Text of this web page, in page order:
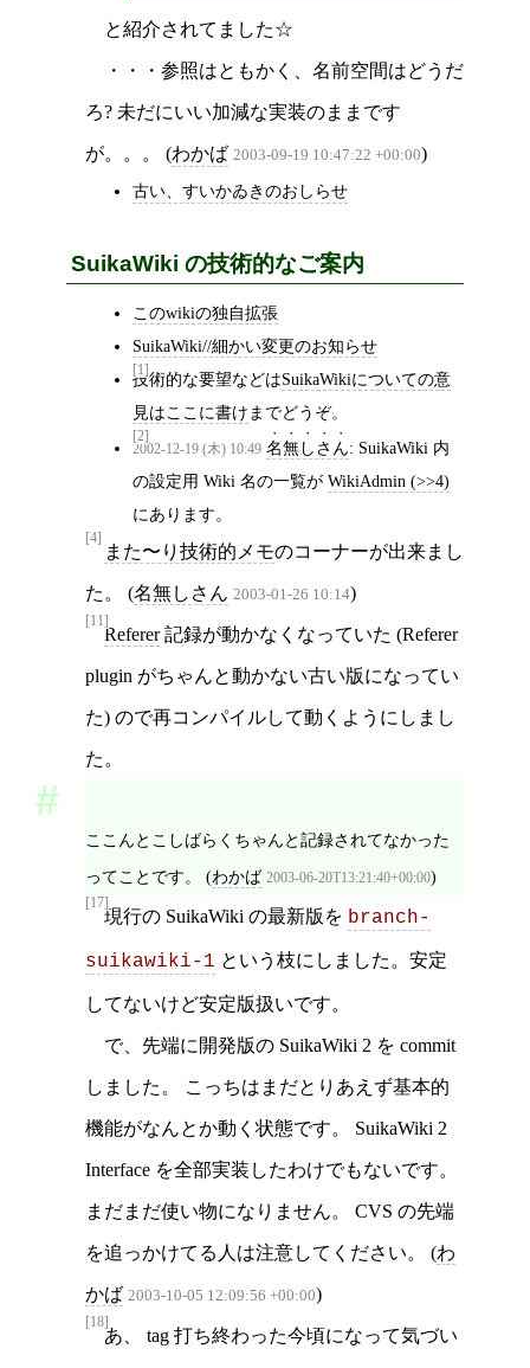
と紹介されてました☆
・・・参照はともかく、名前空間はどうだ
ろ? 未だにいい加減な実装のままです
が。。。 (わかば 2003-09-19 10:47:22 +00:00)
古い、すいかゐきのおしらせ
SuikaWiki の技術的なご案内
このwikiの独自拡張
SuikaWiki//細かい変更のお知らせ
[1]
技術的な要望などはSuikaWikiについての意
見はここに書け までどうぞ。
[2]
2002-12-19 (木) 10:49 名無しさん: SuikaWiki 内
の設定用 Wiki 名の一覧が WikiAdmin (>>4)
にあります。
[4]
また〜り技術的メモのコーナーが出来まし
た。 (名無しさん 2003-01-26 10:14)
[11]
Referer記録が動かなくなっていた (Referer
plugin がちゃんと動かない古い版になってい
た) ので再コンパイルして動くようにしまし
た。
ここんとこしばらくちゃんと記録されてなかった
ってことです。 (わかば 2003-06-20T13:21:40+00:00)
[17]
現行の SuikaWiki の最新版を branch-
suikawiki-1 という枝にしました。安定
してないけど安定版扱いです。
で、先端に開発版の SuikaWiki 2 を commit
しました。 こっちはまだとりあえず基本的
機能がなんとか動く状態です。 SuikaWiki 2
Interface を全部実装したわけでもないです。
まだまだ使い物になりません。 CVS の先端
を追っかけてる人は注意してください。 (わ
かば 2003-10-05 12:09:56 +00:00)
[18]
あ、 tag 打ち終わった今頃になって気づい